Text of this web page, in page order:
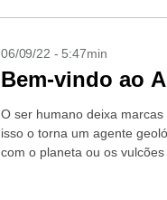
06/09/22 - 5:47min
Bem-vindo ao
O ser humano deixa
isso o torna um agente
com o planeta ou os vulcões